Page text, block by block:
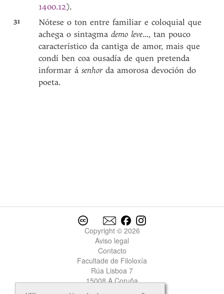
1400.12).
31
Nótese o ton entre familiar e coloquial que
achega o sintagmademo leve..., tan pouco
característico da cantiga de amor, mais que
condí ben coa ousadía de quen pretenda
informar ásenhorda amorosa devoción do
poeta.
Copyright © 2026
Aviso legal
Contacto
Facultade de Filoloxía
Rúa Lisboa 7
15008 A Coruña